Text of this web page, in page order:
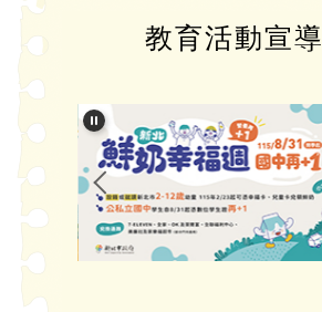
教育活動宣導